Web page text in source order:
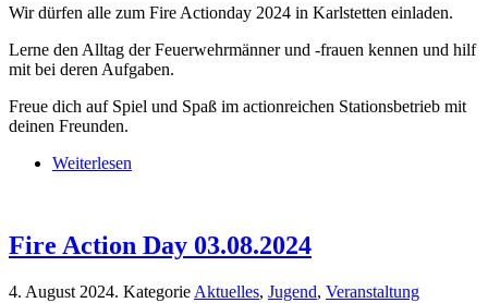
Wir dürfen alle zum Fire Actionday 2024 in Karlstetten einladen.
Lerne den Alltag der Feuerwehrmänner und -frauen kennen und hilf
mit bei deren Aufgaben.
Freue dich auf Spiel und Spaß im actionreichen Stationsbetrieb mit
deinen Freunden.
Weiterlesen
Fire Action Day 03.08.2024
4. August 2024. Kategorie Aktuelles, Jugend, Veranstaltung